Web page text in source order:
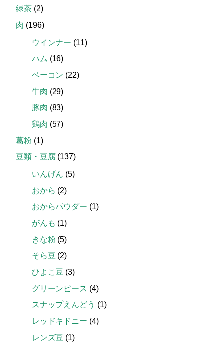
緑茶 (2)
肉 (196)
ウインナー (11)
ハム (16)
ベーコン (22)
牛肉 (29)
豚肉 (83)
鶏肉 (57)
葛粉 (1)
豆類・豆腐 (137)
いんげん (5)
おから (2)
おからパウダー (1)
がんも (1)
きな粉 (5)
そら豆 (2)
ひよこ豆 (3)
グリーンピース (4)
スナップえんどう (1)
レッドキドニー (4)
レンズ豆 (1)